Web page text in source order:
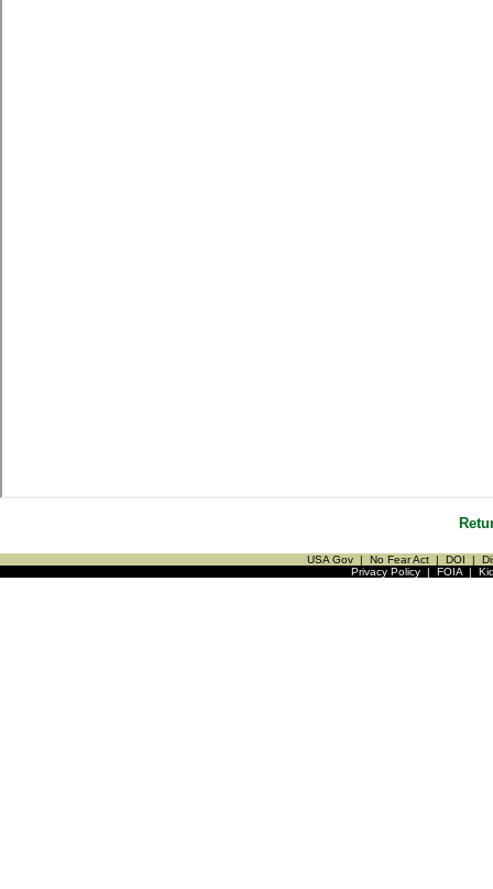
USA Gov | No Fear Act | DOI |
Privacy Policy| FOIA|